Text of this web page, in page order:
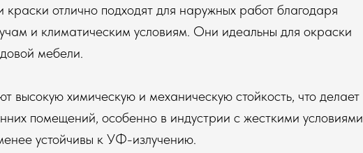
отлично подходят для наружных работ благодаря
и климатическим условиям. Они идеальны для окраски
мебели.
химическую и механическую стойкость, что делает
помещений, особенно в индустрии с жесткими условиями
устойчивы к УФ-излучению.